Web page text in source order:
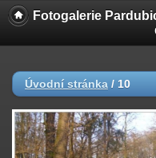
Fotogalerie
Úvodní stránka / 10